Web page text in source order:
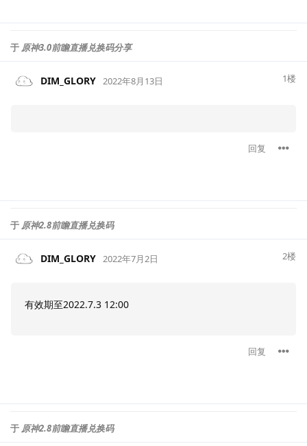
于 原神3.0前瞻直播兑换码分享
DIM_GLORY 2022年8月13日 1楼
回复
于 原神2.8前瞻直播兑换码
DIM_GLORY 2022年7月2日 2楼
有效期至2022.7.3 12:00
回复
于 原神2.8前瞻直播兑换码